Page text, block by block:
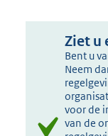
Ziet u
Bent u
Neem
voor de
van de